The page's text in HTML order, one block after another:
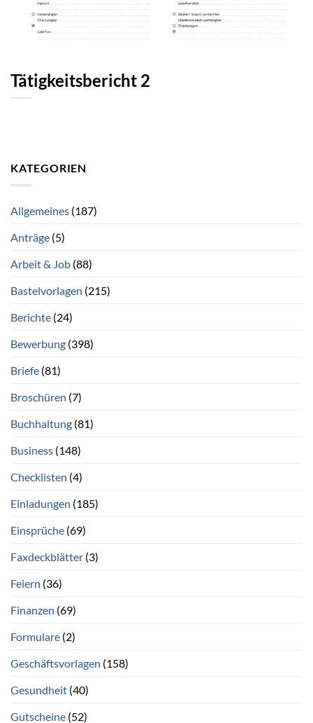
Tätigkeitsbericht 2
KATEGORIEN
Allgemeines (187)
Anträge (5)
Arbeit & Job (88)
Bastelvorlagen (215)
Berichte (24)
Bewerbung (398)
Briefe (81)
Broschüren (7)
Buchhaltung (81)
Business (148)
Checklisten (4)
Einladungen (185)
Einsprüche (69)
Faxdeckblätter (3)
Feiern (36)
Finanzen (69)
Formulare (2)
Geschäftsvorlagen (158)
Gesundheit (40)
Gutscheine (52)